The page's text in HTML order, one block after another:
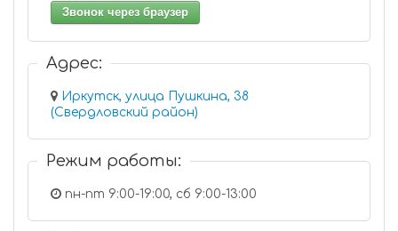
Звонок через браузер
Адрес:
Иркутск, улица Пушкина, 38
(Свердловский район)
Режим работы:
пн-пт 9:00-19:00, сб 9:00-13:00